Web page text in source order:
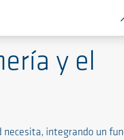
y el
integrando un